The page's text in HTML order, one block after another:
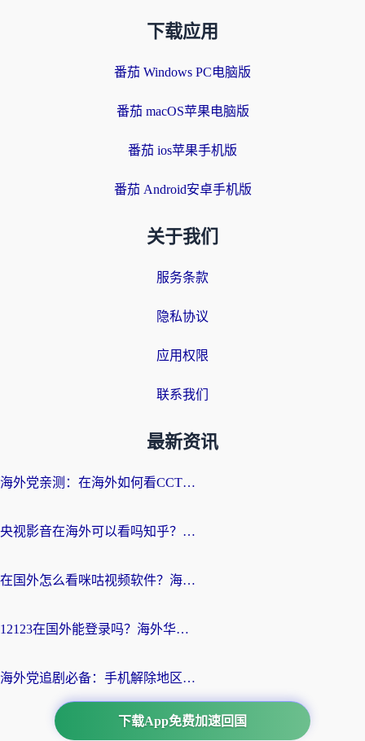
下载应用
番茄 Windows PC电脑版
番茄 macOS苹果电脑版
番茄 ios苹果手机版
番茄 Android安卓手机版
关于我们
服务条款
隐私协议
应用权限
联系我们
最新资讯
海外党亲测：在海外如何看CCTV？告别“仅限大陆播放”的实用指南
央视影音在海外可以看吗知乎？留学生亲测：3步解决地域限制+追剧自由
在国外怎么看咪咕视频软件？海外党亲测有效的回国加速方案
12123在国外能登录吗？海外华人必看的回国加速实用指南
海外党追剧必备：手机解除地区限制app怎么选？解决央视视频&国内剧地区限制全指南
下载App免费加速回国